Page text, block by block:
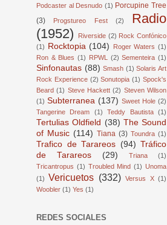
Podcaster al Desnudo (1) Porcupine Tree
(3)
Progstureo Fest (2)
Radio
(1952)
Riverside (2) Rock Confónico
(1) Rocktopia (104) Roger Waters (1)
Ron & Blues (1) RPWL (2) Sementeira (1)
Sinfonautas (88) Smash (1) Solaris Art
Rock Experience (2) Sonutopia (1) Spock's
Beard (1) Steve Hackett (2) Steven Wilson
(1) Subterranea (137) Sweet Hole (2)
Tangerine Dream
(1) Teddy Bautista (1)
Tertulias Oldfield (38) The Sound
of Music (114) Tiana (3) Toundra (1)
Trafico de Tarareos (94) Tráfico
de Tarareos
(29) Triana
(1)
Tricantropus (1) Troubled Mind (1) Unoma
(1)
Vericuetos (332) Versus X (1)
Woobler (1) Yes (1)
REDES SOCIALES